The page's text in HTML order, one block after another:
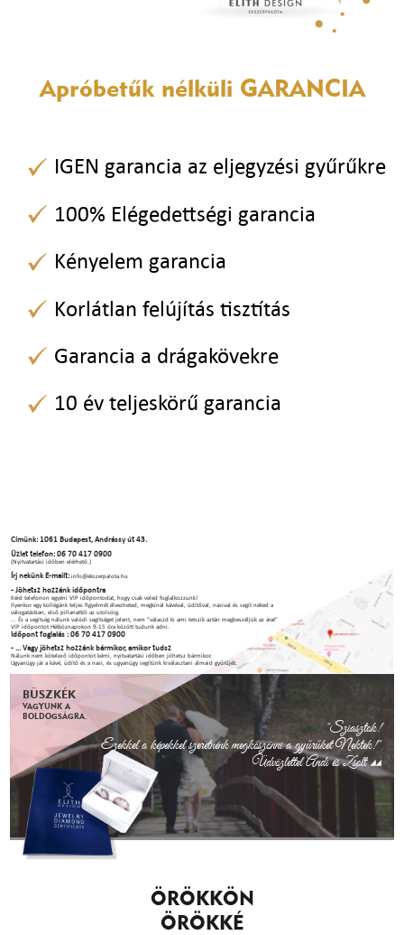
Apróbetűk nélküli GARANCIA
IGEN garancia az eljegyzési gyűrűkre
100% Elégedettségi garancia
Kényelem garancia
Korlátlan felújítás tisztítás
Garancia a drágakövekre
10 év teljeskörű garancia
Címünk: 1061 Budapest, Andrássy út 43.
Üzlet telefon: 06 70 417 0900
(Nyitvatartási időben elérhető.)
Írj nekünk E-mailt:info@ekszerpalota.hu
- Jöhetsz hozzánk időpontra
Kérd telefonon egyéni VIP időpontodat, hogy csak veled foglalkozzunk!
Ilyenkor egy kollégánk teljes figyelmét élvezheted, megkínál kávéval, üdítőval, nasival és segít neked a
válogatásban, első pillanattól az utolsóig.
... És a segítség nálunk valódi segítséget jelent, nem "válaszd ki ami tetszik aztán megbeszéljük az árat"
VIP időpontot Hétköznapokon 9-15 óra között tudunk adni.
Időpont foglalás : 06 70 417 0900
- ... Vagy jöhetsz hozzánk bármikor, amikor tudsz
Nálunk nem kötelező időpontot kérni, nyitvatartási időben jöhetsz bármikor.
Ugyanúgy jár a kávé, üdítő és a nasi, és ugyanúgy segítünk kiválasztani álmaid gyűrűjét.
BÜSZKÉK
VAGYUNK A
BOLDOGSÁGRA.
"Sziasztok!
Ezekkel a képekkel szeretnénk megköszönni a gyűrűket Nektek!"
Üdvözlettel Andi és Zsolt
ÖRÖKKÖN
ÖRÖKKÉ